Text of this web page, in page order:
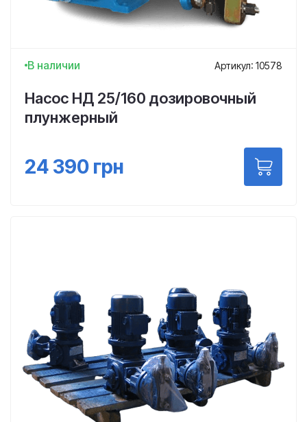
В наличии Артикул: 10578
Насос НД 25/160 дозировочный
плунжерный
24 390 грн